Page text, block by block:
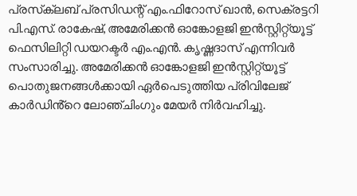
പ്രസ്‌ക്ലബ് പ്രസിഡന്റ് എം.ഫിറോസ് ഖാന്‍, സെക്രട്ടറി
പി.എസ്. രാകേഷ്, അമേരിക്കന്‍ ഓങ്കോളജി ഇന്‍സ്റ്റിറ്റ്യൂട്ട്
ഫെസിലിറ്റി ഡയറക്ടര്‍ എം.എന്‍. കൃഷ്ണദാസ് എന്നിവര്‍
സംസാരിച്ചു. അമേരിക്കന്‍ ഓങ്കോളജി ഇന്‍സ്റ്റിറ്റ്യൂട്ട്
പൊതുജനങ്ങൾക്കായി ഏർപെടുത്തിയ പ്രിവിലേജ്
കാർഡിൻ്റെ ലോഞ്ചിംഗും മേയർ നിർവഹിച്ചു.